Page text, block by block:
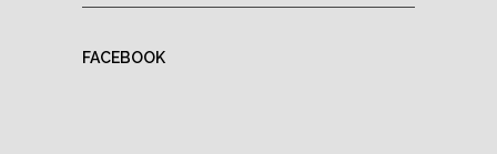
FACEBOOK